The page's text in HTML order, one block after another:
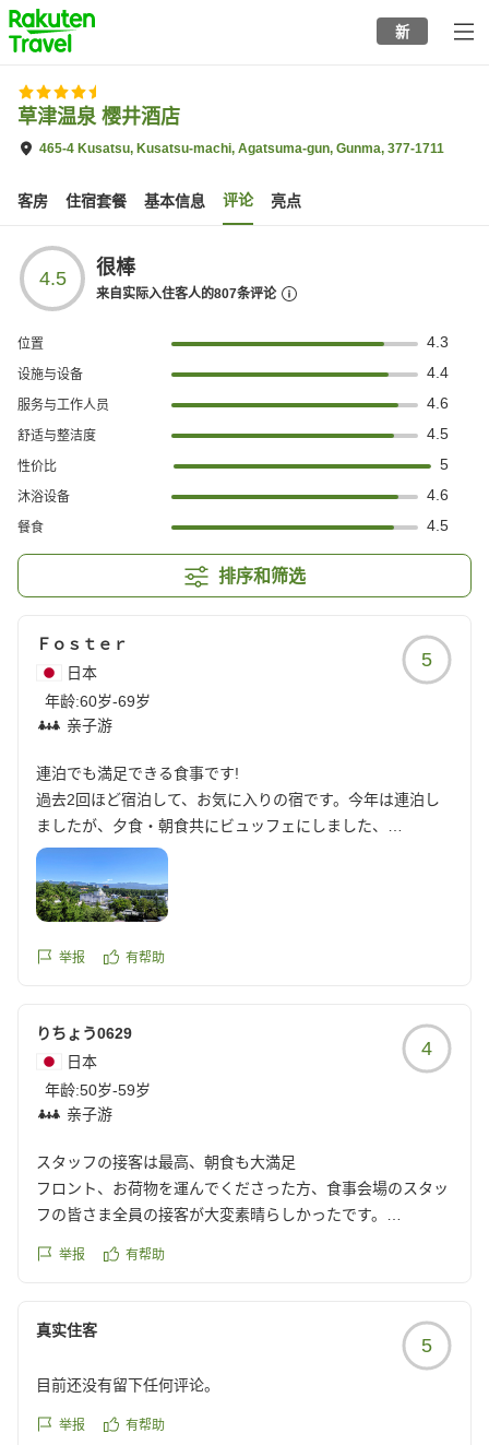
to
top
page
新
草津温泉 樱井酒店
465-4 Kusatsu, Kusatsu-machi, Agatsuma-gun, Gunma, 377-1711
客房 住宿套餐 基本信息 评论 亮点
4.5 很棒
来自实际入住客人的807条评论
位置 4.3
设施与设备 4.4
服务与工作人员 4.6
舒适与整洁度 4.5
性价比 5
沐浴设备 4.6
餐食 4.5
排序和筛选
Ｆｏｓｔｅｒ
日本
年龄:60岁-69岁
亲子游
5
連泊でも満足できる食事です!
過去2回ほど宿泊して、お気に入りの宿です。今年は連泊し
ましたが、夕食・朝食共にビュッフェにしました、
連泊でも満足できる内容で楽しい食事が出来ました。
部屋からのマウンテンビューも気に入っています。
コスパ最高で、来年も宿泊したいです。
https://review.travel.rakuten.co.jp/hotel/voice/56137?
举报 有帮助
りちょう0629
日本
年龄:50岁-59岁
亲子游
4
スタッフの接客は最高、朝食も大満足
フロント、お荷物を運んでくださった方、食事会場のスタッ
フの皆さま全員の接客が大変素晴らしかったです。
私の料理の選び方が悪かったのか、油っぽいメニューが多く
しく、お昼ご飯が食べられないほど満喫いたしました。素敵
https://review.travel.rakuten.co.jp/hotel/voice/56137?
reviewId=33123478538554
举报 有帮助
真实住客
5
目前还没有留下任何评论。
举报 有帮助